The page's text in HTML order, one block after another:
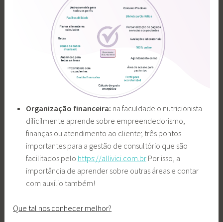
Organização financeira: na faculdade o nutricionista
dificilmente aprende sobre empreendedorismo,
finanças ou atendimento ao cliente; três pontos
importantes para a gestão de consultório que são
facilitados pelo https://allivici.com.brPor isso, a
importância de aprender sobre outras áreas e contar
com auxílio também!
Que tal nos conhecer melhor?